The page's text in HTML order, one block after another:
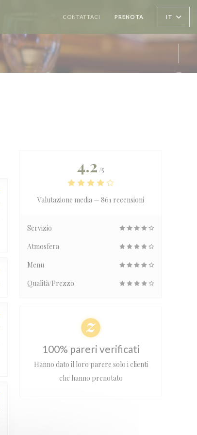
CONTATTACI PRENOTA IT
4.2 /5
Valutazione media — 861 recensioni
Servizio
Atmosfera
Menu
Qualità/Prezzo
100% pareri verificati
Hanno dato il loro parere solo i clienti
che hanno prenotato